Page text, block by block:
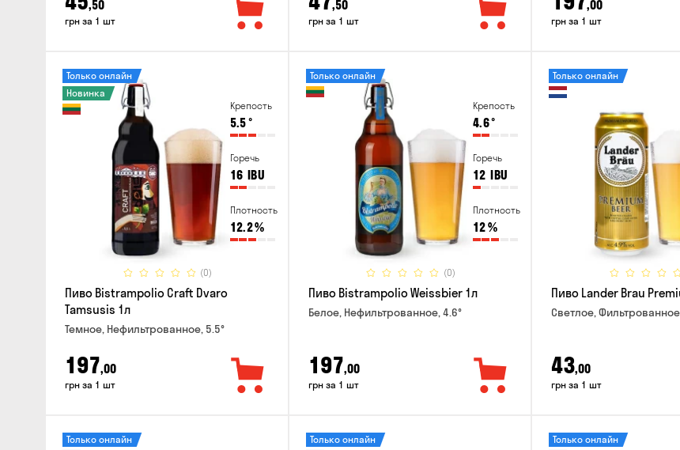
,50
грн за 1 шт
,50
грн за 1 шт
,00
грн за 1 шт
Крепость
5.5°
Горечь
16 IBU
Плотность
12.2%
(0)
Только онлайн
Новинка
Пиво Bistrampolio Craft Dvaro
Tamsusis 1л
Темное, Нефильтрованное, 5.5°
197,00
грн за 1 шт
Крепость
4.6°
Горечь
12 IBU
Плотность
12%
(0)
Только онлайн
Пиво Bistrampolio Weissbier 1л
Белое, Нефильтрованное, 4.6°
197,00
грн за 1 шт
Только онлайн
Пиво Lander Brau
Светлое,
43,00
грн за 1 шт
Только онлайн Только онлайн Только онлайн